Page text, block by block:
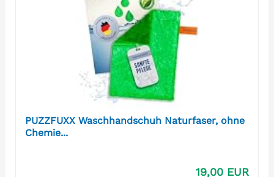
PUZZFUXX Waschhandschuh Naturfaser, ohne
Chemie...
19,00 EUR